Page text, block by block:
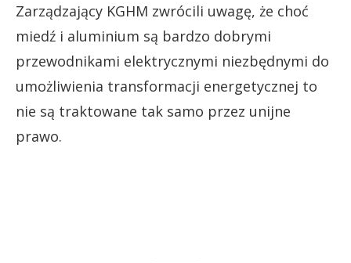
Zarządzający KGHM zwrócili uwagę, że choć
miedź i aluminium są bardzo dobrymi
przewodnikami elektrycznymi niezbędnymi do
umożliwienia transformacji energetycznej to
nie są traktowane tak samo przez unijne
prawo.